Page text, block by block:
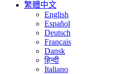
繁體中文
English
Español
Deutsch
Français
Dansk
हिन्दी
Italiano